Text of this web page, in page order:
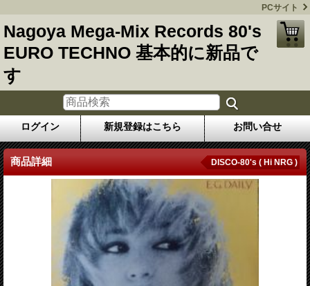
PCサイト
Nagoya Mega-Mix Records 80's
EURO TECHNO 基本的に新品で
す
ログイン 新規登録はこちら お問い合せ
商品詳細 DISCO-80's ( Hi NRG )